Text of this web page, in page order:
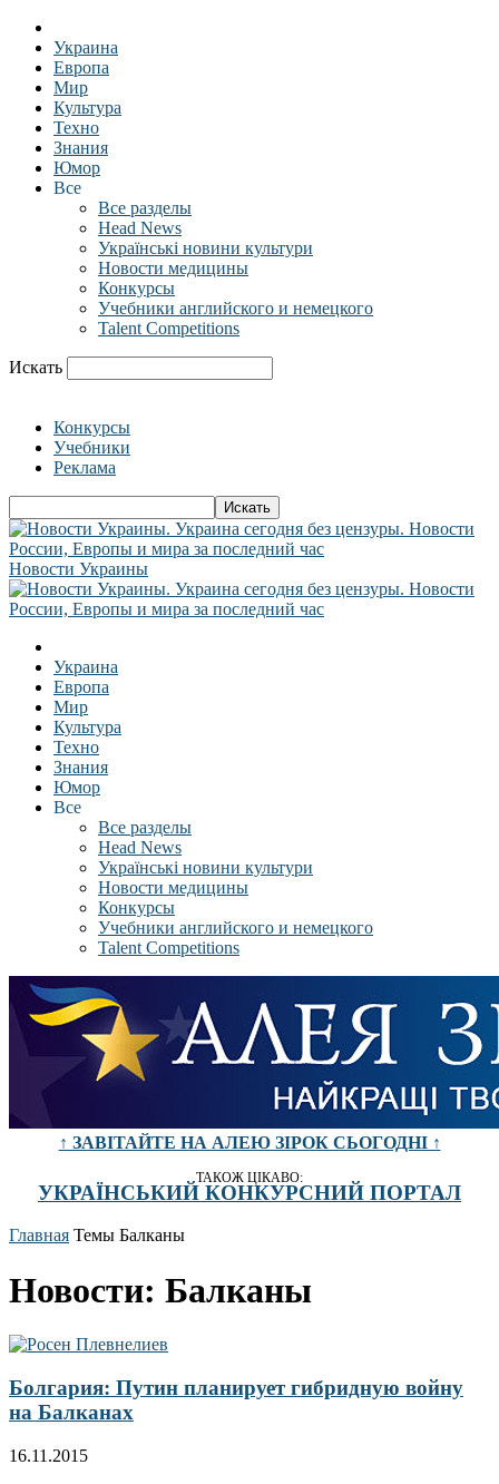
Украина
Европа
Мир
Культура
Техно
Знания
Юмор
Все
Все разделы
Head News
Українські новини культури
Новости медицины
Конкурсы
Учебники английского и немецкого
Talent Competitions
Искать
Конкурсы
Учебники
Реклама
Новости Украины
Украина
Европа
Мир
Культура
Техно
Знания
Юмор
Все
Все разделы
Head News
Українські новини культури
Новости медицины
Конкурсы
Учебники английского и немецкого
Talent Competitions
↑ ЗАВІТАЙТЕ НА АЛЕЮ ЗІРОК СЬОГОДНІ ↑
ТАКОЖ ЦІКАВО:
УКРАЇНСЬКИЙ КОНКУРСНИЙ ПОРТАЛ
Главная Темы Балканы
Новости: Балканы
Болгария: Путин планирует гибридную войну
на Балканах
16.11.2015